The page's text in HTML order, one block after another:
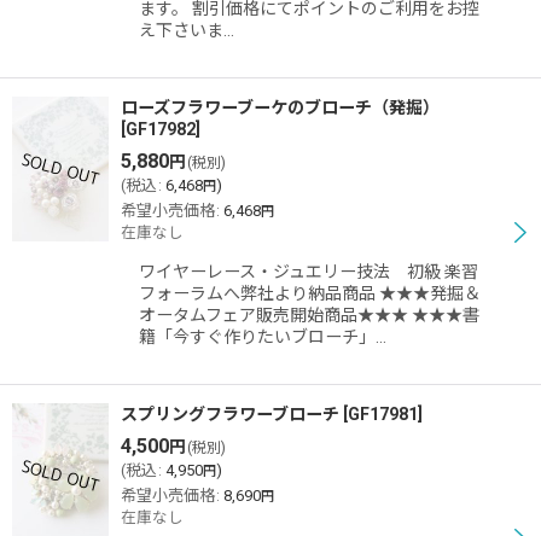
ます。 割引価格にてポイントのご利用をお控
え下さいま…
ローズフラワーブーケのブローチ（発掘）
GF17982
5,880円 (税別)
(税込 : 6,468円)
希望小売価格: 6,468円
在庫なし
ワイヤーレース・ジュエリー技法 初級 楽習
フォーラムへ弊社より納品商品 ★★★発掘＆
オータムフェア販売開始商品★★★ ★★★書
籍「今すぐ作りたいブローチ」…
スプリングフラワーブローチ GF17981
4,500円 (税別)
(税込 : 4,950円)
希望小売価格: 8,690円
在庫なし